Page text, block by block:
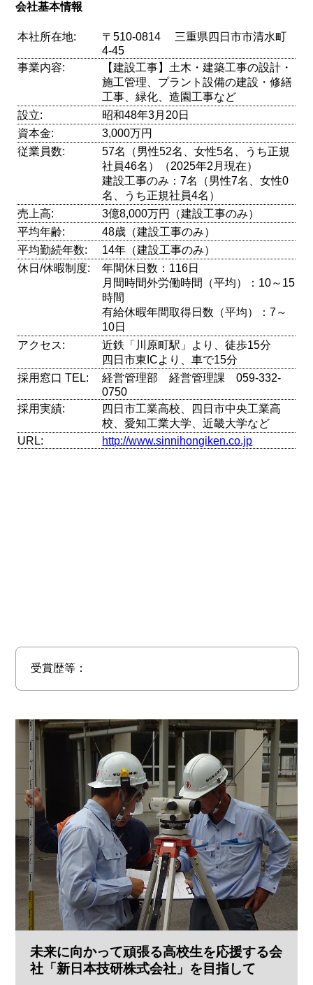
会社基本情報
本社所在地:
〒510-0814 三重県四日市市清水町
4-45
事業内容:
【建設工事】土木・建築工事の設計・
施工管理、プラント設備の建設・修繕
工事、緑化、造園工事など
設立:
昭和48年3月20日
資本金:
3,000万円
従業員数:
57名（男性52名、女性5名、うち正規
社員46名）（2025年2月現在）
建設工事のみ：7名（男性7名、女性0
名、うち正規社員4名）
売上高:
3億8,000万円（建設工事のみ）
平均年齢:
48歳（建設工事のみ）
平均勤続年数:
14年（建設工事のみ）
休日/休暇制度:
年間休日数：116日
月間時間外労働時間（平均）：10～15
時間
有給休暇年間取得日数（平均）：7～
10日
アクセス:
近鉄「川原町駅」より、徒歩15分
四日市東ICより、車で15分
採用窓口 TEL:
経営管理部 経営管理課 059-332-
0750
採用実績:
四日市工業高校、四日市中央工業高
校、愛知工業大学、近畿大学など
URL:
http://www.sinnihongiken.co.jp
受賞歴等：
未来に向かって頑張る高校生を応援する会
社「新日本技研株式会社」を目指して